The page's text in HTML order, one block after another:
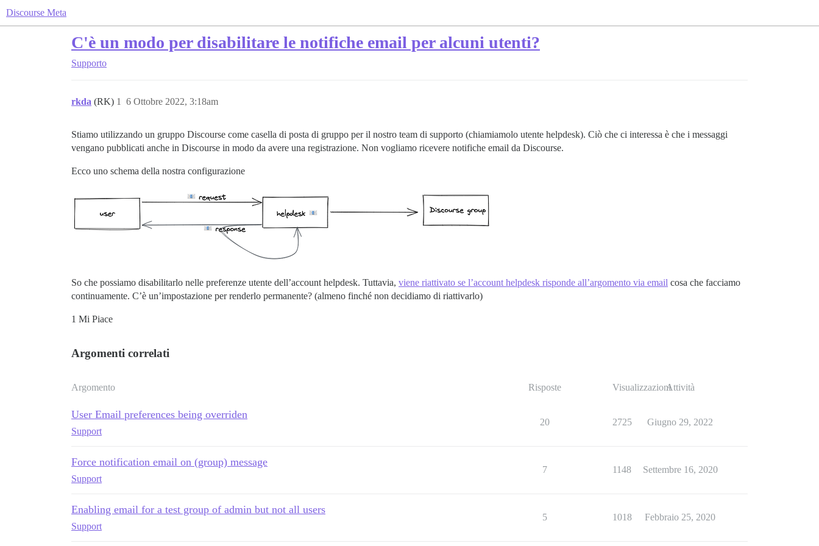
Discourse Meta
C'è un modo per disabilitare le notifiche email per alcuni utenti?
Supporto
rkda (RK) 6 Ottobre 2022, 3:18am
1
Stiamo utilizzando un gruppo Discourse come casella di posta di gruppo per il nostro team di supporto (chiamiamolo utente helpdesk). Ciò che ci interessa è che i messaggi
vengano pubblicati anche in Discourse in modo da avere una registrazione. Non vogliamo ricevere notifiche email da Discourse.
Ecco uno schema della nostra configurazione
So che possiamo disabilitarlo nelle preferenze utente dell’account helpdesk. Tuttavia, viene riattivato se l’account helpdesk risponde all’argomento via email cosa che facciamo
continuamente. C’è un’impostazione per renderlo permanente? (almeno finché non decidiamo di riattivarlo)
1 Mi Piace
Argomenti correlati
Argomento Risposte VisualizzazioniAttività
User Email preferences being overriden
Support
20 2725 Giugno 29, 2022
Force notification email on (group) message
Support
7 1148 Settembre 16, 2020
Enabling email for a test group of admin but not all users
Support
5 1018 Febbraio 25, 2020